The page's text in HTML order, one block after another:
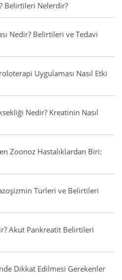
Belirtileri Nelerdir?
Nedir? Belirtileri ve Tedavi
Uygulaması Nasıl Etki
Nedir? Kreatinin Nasıl
Zoonoz Hastalıklardan Biri:
Türleri ve Belirtileri
Akut Pankreatit Belirtileri
Dikkat Edilmesi Gerekenler